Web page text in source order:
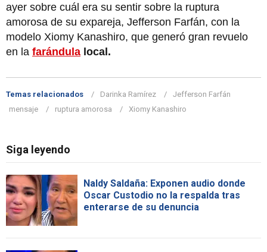
ayer sobre cuál era su sentir sobre la ruptura
amorosa de su expareja, Jefferson Farfán, con la
modelo Xiomy Kanashiro, que generó gran revuelo
en la farándula local.
Temas relacionados Darinka Ramírez
Jefferson Farfán
mensaje
ruptura amorosa Xiomy Kanashiro
Siga leyendo
Naldy Saldaña: Exponen audio donde
Oscar Custodio no la respalda tras
enterarse de su denuncia